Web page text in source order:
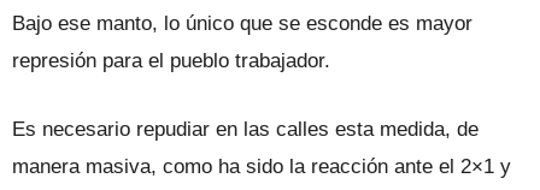
Bajo ese manto, lo único que se esconde es mayor
represión para el pueblo trabajador.
Es necesario repudiar en las calles esta medida, de
manera masiva, como ha sido la reacción ante el 2×1 y